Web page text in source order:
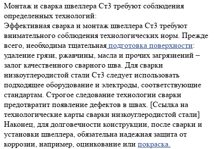
Монтаж и сварка швеллера Ст3 требуют соблюдения
определенных технологий:
Эффективная сварка и монтаж швеллера Ст3 требуют
внимательного соблюдения технологических норм. Прежде
всего, необходима тщательная подготовка поверхности:
удаление грязи, ржавчины, масла и прочих загрязнений –
залог качественного сварного шва. Для сварки
низкоуглеродистой стали Ст3 следует использовать
подходящее оборудование и электроды, соответствующие
стандартам. Строгое следование технологии сварки
предотвратит появление дефектов в швах. [Ссылка на
технологические карты сварки низкоуглеродистой стали]
Наконец, для долговечности конструкции, после сварки и
установки швеллера, обязательна надежная защита от
коррозии, например, оцинкование или покраска.